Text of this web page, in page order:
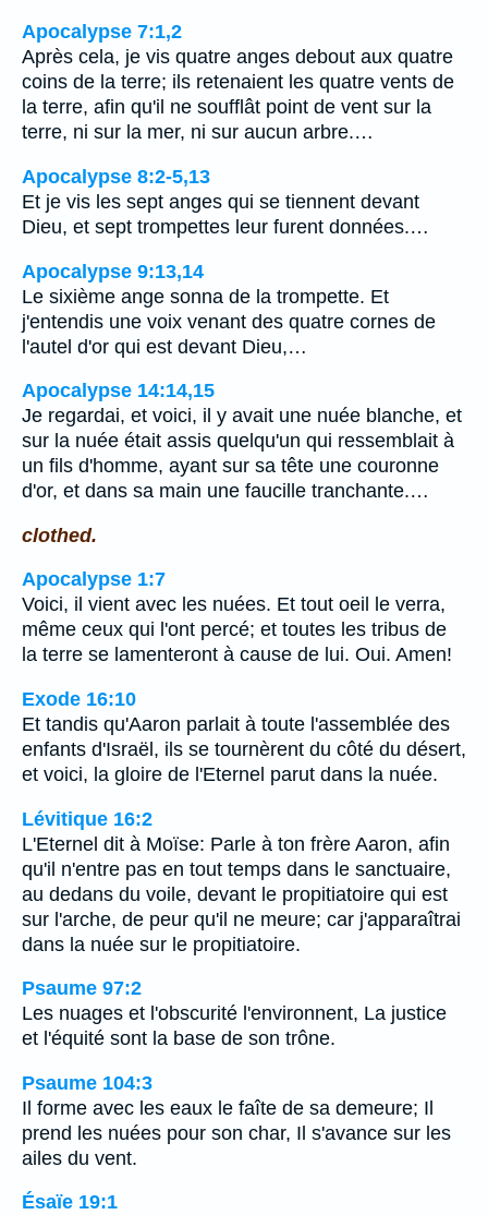
Apocalypse 7:1,2
Après cela, je vis quatre anges debout aux quatre
coins de la terre; ils retenaient les quatre vents de
la terre, afin qu'il ne soufflât point de vent sur la
terre, ni sur la mer, ni sur aucun arbre.…
Apocalypse 8:2-5,13
Et je vis les sept anges qui se tiennent devant
Dieu, et sept trompettes leur furent données.…
Apocalypse 9:13,14
Le sixième ange sonna de la trompette. Et
j'entendis une voix venant des quatre cornes de
l'autel d'or qui est devant Dieu,…
Apocalypse 14:14,15
Je regardai, et voici, il y avait une nuée blanche, et
sur la nuée était assis quelqu'un qui ressemblait à
un fils d'homme, ayant sur sa tête une couronne
d'or, et dans sa main une faucille tranchante.…
clothed.
Apocalypse 1:7
Voici, il vient avec les nuées. Et tout oeil le verra,
même ceux qui l'ont percé; et toutes les tribus de
la terre se lamenteront à cause de lui. Oui. Amen!
Exode 16:10
Et tandis qu'Aaron parlait à toute l'assemblée des
enfants d'Israël, ils se tournèrent du côté du désert,
et voici, la gloire de l'Eternel parut dans la nuée.
Lévitique 16:2
L'Eternel dit à Moïse: Parle à ton frère Aaron, afin
qu'il n'entre pas en tout temps dans le sanctuaire,
au dedans du voile, devant le propitiatoire qui est
sur l'arche, de peur qu'il ne meure; car j'apparaîtrai
dans la nuée sur le propitiatoire.
Psaume 97:2
Les nuages et l'obscurité l'environnent, La justice
et l'équité sont la base de son trône.
Psaume 104:3
Il forme avec les eaux le faîte de sa demeure; Il
prend les nuées pour son char, Il s'avance sur les
ailes du vent.
Ésaïe 19:1